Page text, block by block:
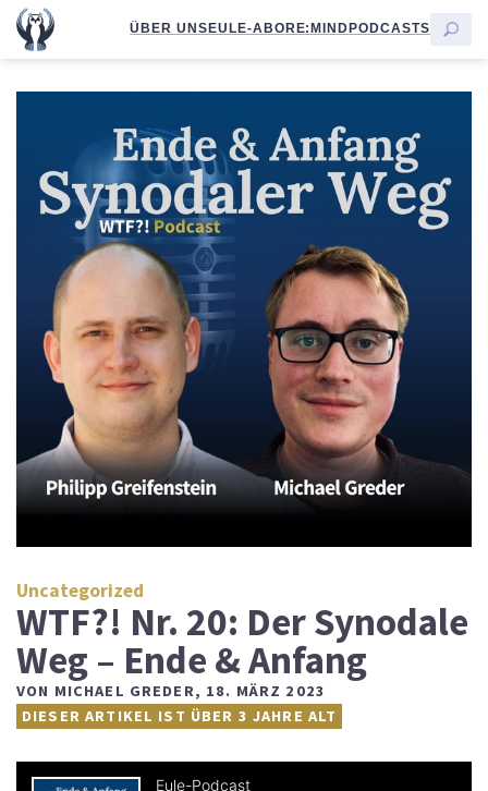
ÜBER UNSEULE-ABORE:MINDPODCASTS
Uncategorized
WTF?! Nr. 20: Der Synodale
Weg – Ende & Anfang
VON MICHAEL GREDER, 18. MÄRZ 2023
DIESER ARTIKEL IST ÜBER 3 JAHRE ALT